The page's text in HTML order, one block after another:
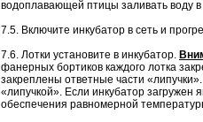
водоплавающей птицы заливать воду в
7.5. Включите инкубатор в сеть и
7.6. Лотки установите в инкубатор.
фанерных бортиков каждого лотка
закреплены ответные части
«липучкой». Если инкубатор
обеспечения равномерной